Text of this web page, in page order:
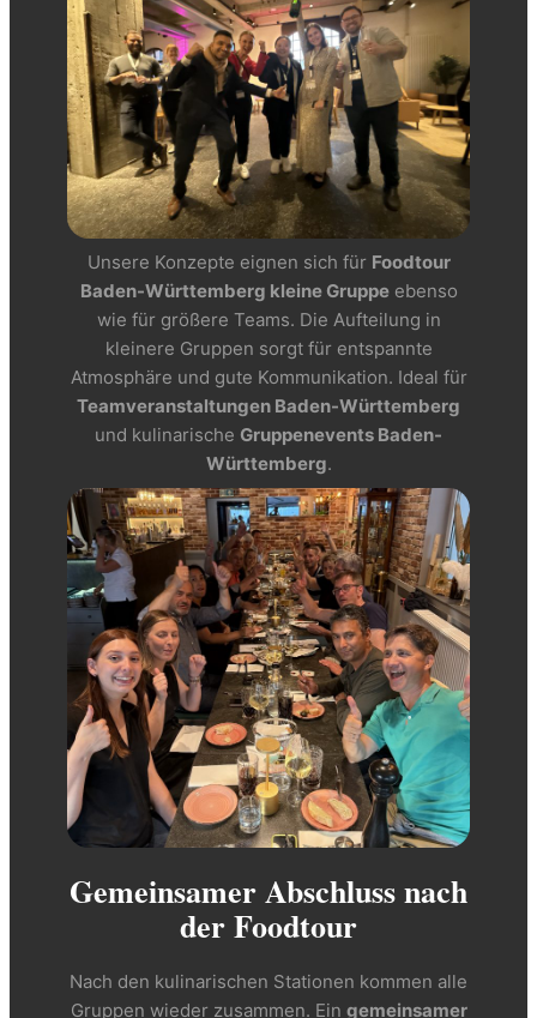
Unsere Konzepte eignen sich für Foodtour
Baden-Württemberg kleine Gruppeebenso
wie für größere Teams. Die Aufteilung in
kleinere Gruppen sorgt für entspannte
Atmosphäre und gute Kommunikation. Ideal für
Teamveranstaltungen Baden-Württemberg
und kulinarische Gruppenevents Baden-
Württemberg.
Gemeinsamer Abschluss nach
der Foodtour
Nach den kulinarischen Stationen kommen alle
Gruppen wieder zusammen. Ein gemeinsamer